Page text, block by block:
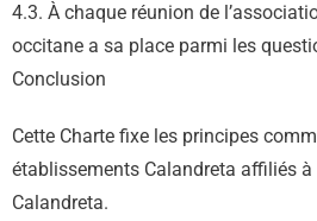
4.3. À chaque réunion de
occitane a sa place parmi les
Conclusion
Cette Charte fixe les principes
établissements Calandreta affiliés
Calandreta.